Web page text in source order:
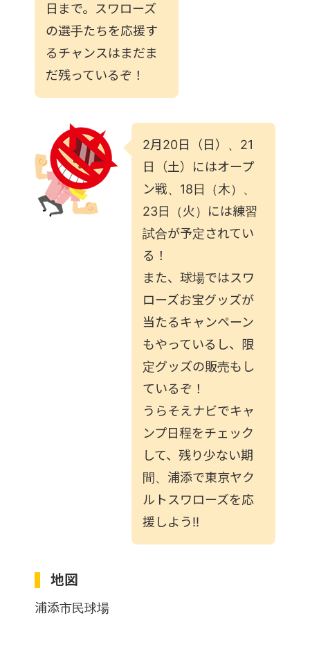
日まで。スワローズ
の選手たちを応援す
るチャンスはまだま
だ残っているぞ！
2月20日（日）、21
日（土）にはオープ
ン戦、18日（木）、
23日（火）には練習
試合が予定されてい
る！
また、球場ではスワ
ローズお宝グッズが
当たるキャンペーン
もやっているし、限
定グッズの販売もし
ているぞ！
うらそえナビでキャ
ンプ日程をチェック
して、残り少ない期
間、浦添で東京ヤク
ルトスワローズを応
援しよう!!
地図
浦添市民球場